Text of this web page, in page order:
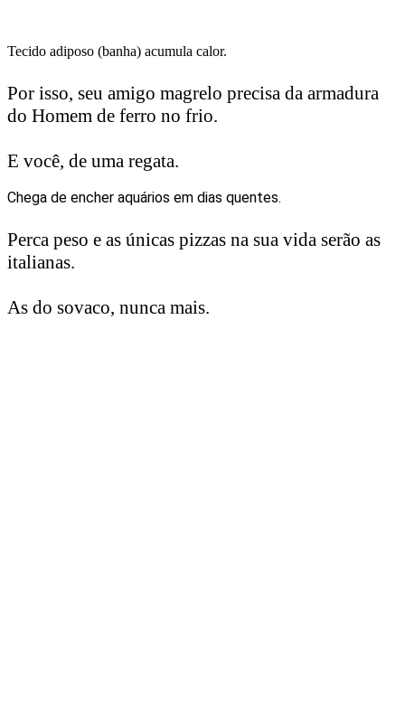
Tecido adiposo (banha) acumula calor.
Por isso, seu amigo magrelo precisa da armadura
do Homem de ferro no frio.
E você, de uma regata.
Chega de encher aquários em dias quentes.
Perca peso e as únicas pizzas na sua vida serão as
italianas.
As do sovaco, nunca mais.